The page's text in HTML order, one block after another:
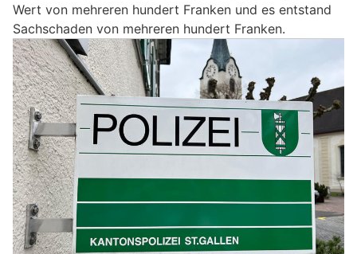
Wert von mehreren hundert Franken und es entstand
Sachschaden von mehreren hundert Franken.